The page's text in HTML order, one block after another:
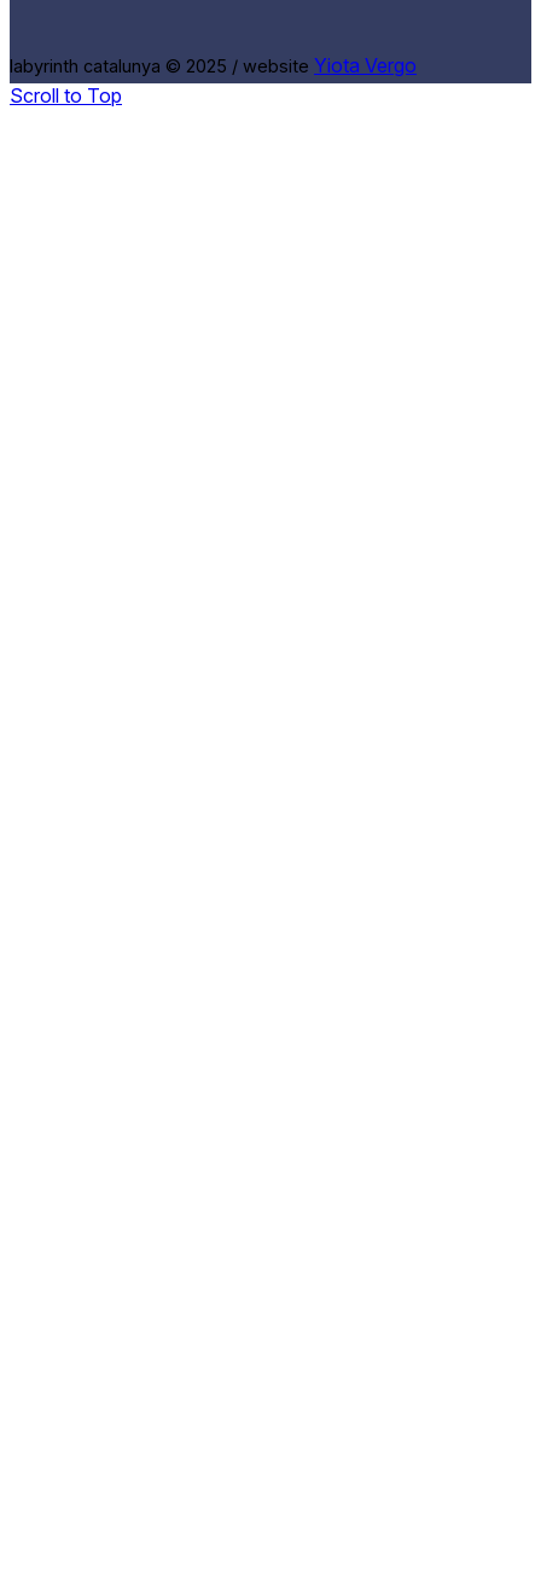
labyrinth catalunya © 2025 / website Yiota Vergo
Scroll to Top